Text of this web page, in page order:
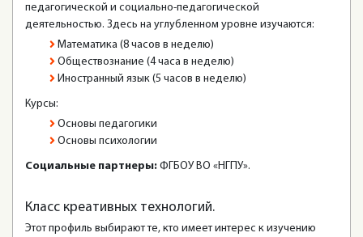
педагогической и социально-педагогической
деятельностью. Здесь на углубленном уровне изучаются:
Математика (8 часов в неделю)
Обществознание (4 часа в неделю)
Иностранный язык (5 часов в неделю)
Курсы:
Основы педагогики
Основы психологии
Социальные партнеры: ФГБОУ ВО «НГПУ».
Класс креативных технологий.
Этот профиль выбирают те, кто имеет интерес к изучению